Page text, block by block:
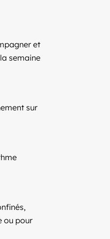
et
semaine
sur
ou pour